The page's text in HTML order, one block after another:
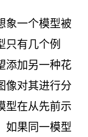
象一个模型被
只有几个例
添加另一种花
像对其进行分
型在从先前示
如果同一模型